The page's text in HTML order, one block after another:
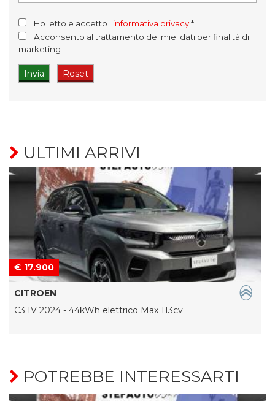
Ho letto e accetto l'informativa privacy*
Acconsento al trattamento dei miei dati per finalità di
marketing
ULTIMI ARRIVI
€ 17.900
CITROEN
C3 IV 2024 - 44kWh elettrico Max 113cv
POTREBBE INTERESSARTI